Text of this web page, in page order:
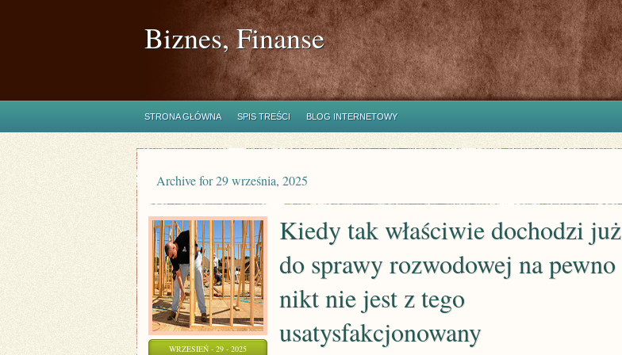
Biznes, Finanse
STRONA GŁÓWNA SPIS TREŚCI BLOG INTERNETOWY
Archive for 29 września, 2025
WRZESIEŃ - 29 - 2025
Kiedy tak właściwie dochodzi już
do sprawy rozwodowej na pewno
nikt nie jest z tego
usatysfakcjonowany